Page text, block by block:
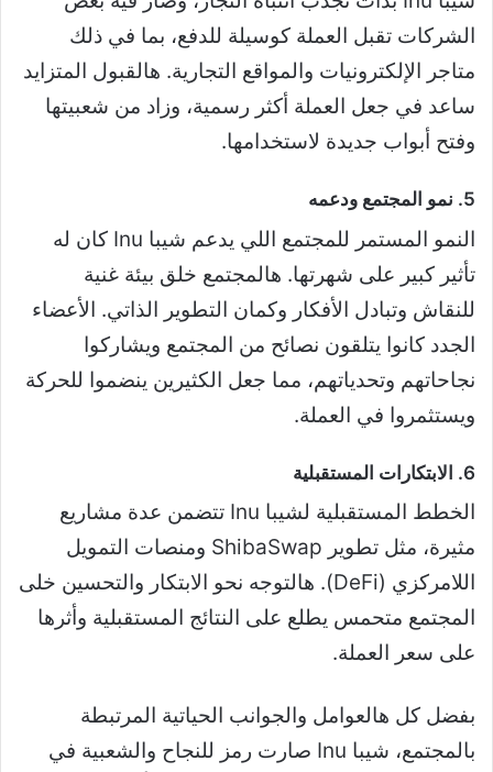
الشركات تقبل العملة كوسيلة للدفع، بما في ذلك
متاجر الإلكترونيات والمواقع التجارية. هالقبول المتزايد
ساعد في جعل العملة أكثر رسمية، وزاد من شعبيتها
وفتح أبواب جديدة لاستخدامها.
5. نمو المجتمع ودعمه
النمو المستمر للمجتمع اللي يدعم شيبا Inu كان له
تأثير كبير على شهرتها. هالمجتمع خلق بيئة غنية
للنقاش وتبادل الأفكار وكمان التطوير الذاتي. الأعضاء
الجدد كانوا يتلقون نصائح من المجتمع ويشاركوا
نجاحاتهم وتحدياتهم، مما جعل الكثيرين ينضموا للحركة
ويستثمروا في العملة.
6. الابتكارات المستقبلية
الخطط المستقبلية لشيبا Inu تتضمن عدة مشاريع
مثيرة، مثل تطوير ShibaSwap ومنصات التمويل
اللامركزي (DeFi). هالتوجه نحو الابتكار والتحسين خلى
المجتمع متحمس يطلع على النتائج المستقبلية وأثرها
على سعر العملة.
بفضل كل هالعوامل والجوانب الحياتية المرتبطة
بالمجتمع، شيبا Inu صارت رمز للنجاح والشعبية في